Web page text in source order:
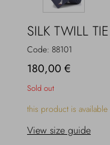
SILK TWILL
Code: 88101
180,00 €
Sold out
this product is
View size guide